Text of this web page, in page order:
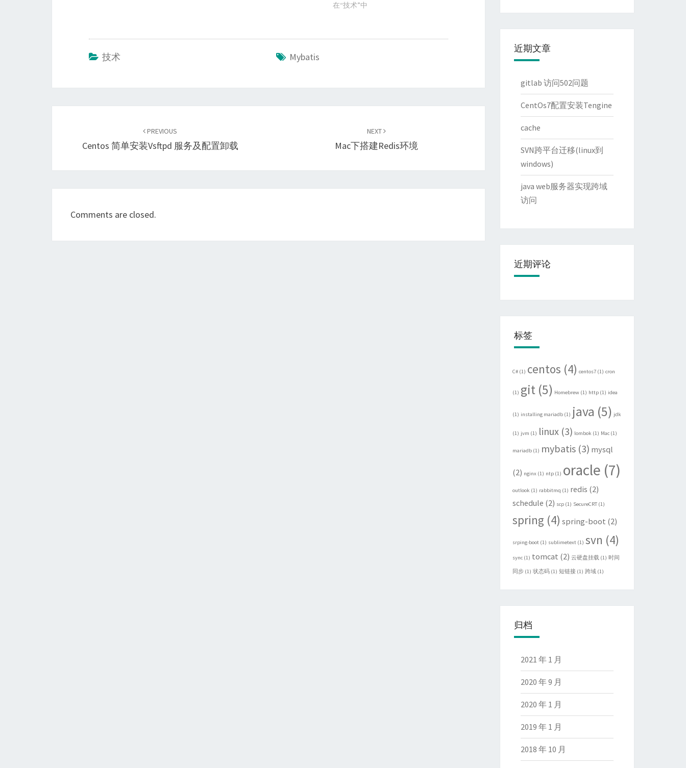
在“技术”中
技术 Mybatis
PREVIOUS
Centos 简单安装vsftpd 服务及配置卸载
NEXT
Mac下搭建redis环境
Comments are closed.
近期文章
gitlab 访问502问题
CentOs7配置安装Tengine
cache
SVN跨平台迁移(linux到
windows)
java web服务器实现跨域
访问
近期评论
标签
C#(1) centos (4) centos7(1) cron
(1) git(5) Homebrew(1) http(1) idea
(1) installing mariadb(1) java (5) jdk
(1) jvm (1) linux(3) lombok (1) Mac(1)
mariadb(1) mybatis(3) mysql
(2) nginx(1) ntp(1) oracle (7)
outlook (1) rabbitmq (1) redis (2)
schedule (2) scp(1) SecureCRT(1)
spring (4) spring-boot (2)
srping-boot(1) sublimetext(1) svn (4)
sync(1) tomcat (2) 云硬盘挂载(1) 时间
同步(1) 状态码(1) 短链接(1) 跨域(1)
归档
2021 年 1 月
2020 年 9 月
2020 年 1 月
2019 年 1 月
2018 年 10 月